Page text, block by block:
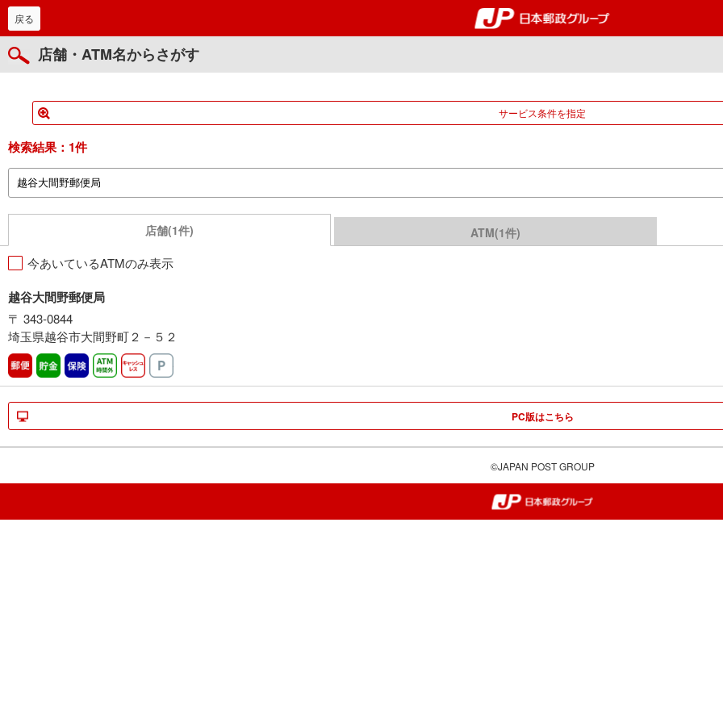
郵便局・日本郵政グループ
戻る
店舗・ATM名からさがす
サービス条件を指定
検索結果： 1件
店舗(1件) ATM(1件)
今あいているATMのみ表示
越谷大間野郵便局
〒 343-0844
埼玉県越谷市大間野町２－５２
郵便 貯金 保険 ATM時間外キャッシュレス
PC版はこちら
©JAPAN POST GROUP